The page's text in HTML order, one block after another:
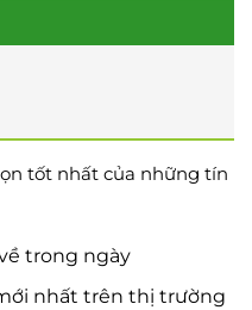
tốt nhất của những tín
trong ngày
nhất trên thị trường